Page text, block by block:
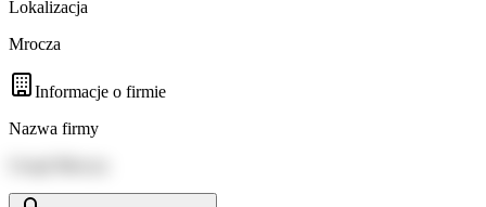
Lokalizacja
Mrocza
Informacje o firmie
Nazwa firmy